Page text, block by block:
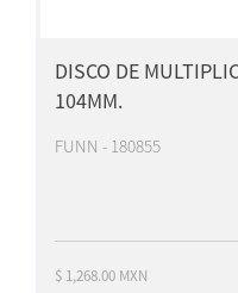
DISCO DE
104MM.
FUNN - 180855
$ 1,268.00 MXN